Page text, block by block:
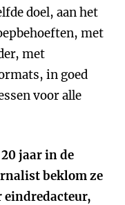
doel, aan het
met
met
in goed
voor alle
jaar in de
beklom ze
eindredacteur,